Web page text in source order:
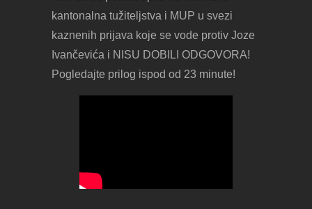
kantonalna tužiteljstva i MUP u svezi
kaznenih prijava koje se vode protiv Joze
Ivančevića i NISU DOBILI ODGOVORA!
Pogledajte prilog ispod od 23 minute!